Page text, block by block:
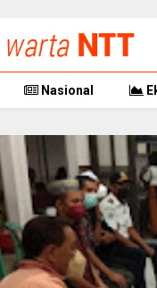
Nasional